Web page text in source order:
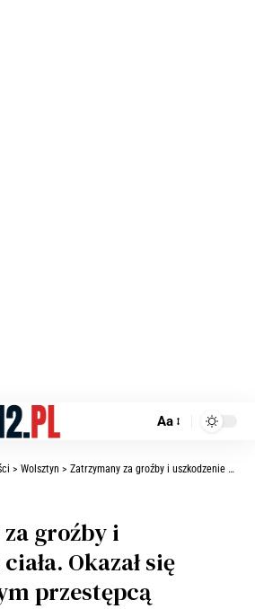
Aa
> Wolsztyn > Zatrzymany za groźby i uszkodzenie ciała. Okazał się poszukiwanym przestępcą
groźby i
Okazał się
przestępcą